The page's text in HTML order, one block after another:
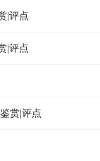
|评点
|评点
赏|评点